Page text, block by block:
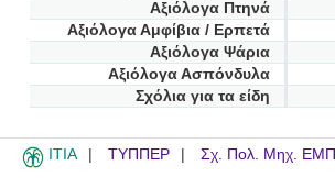
Αξιόλογα Πτηνά
Αξιόλογα Αμφίβια / Ερπετά
Αξιόλογα Ψάρια
Αξιόλογα Ασπόνδυλα
Σχόλια για τα είδη
ITIA ΤΥΠΠΕΡ Σχ. Πολ. Μηχ. ΕΜΠ